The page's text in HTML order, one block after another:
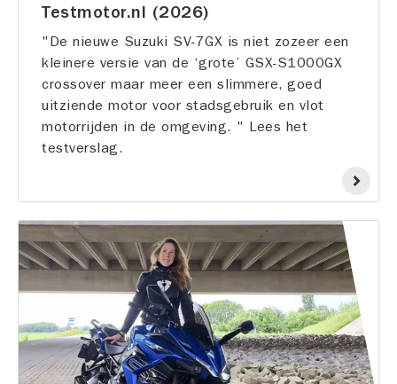
Testmotor.nl (2026)
"De nieuwe Suzuki SV-7GX is niet zozeer een
kleinere versie van de ‘grote’ GSX-S1000GX
crossover maar meer een slimmere, goed
uitziende motor voor stadsgebruik en vlot
motorrijden in de omgeving. " Lees het
testverslag.